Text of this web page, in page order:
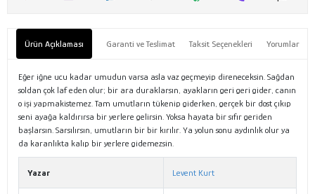
Ürün Açıklaması Garanti ve Teslimat Taksit Seçenekleri Yorumlar
Eğer iğne ucu kadar umudun varsa asla vaz geçmeyip direneceksin. Sağdan
soldan çok laf eden olur; bir ara duraklarsın, ayakların geri geri gider, canın
o işi yapmakistemez. Tam umutların tükenip giderken, gerçek bir dost çıkıp
seni ayağa kaldırırsa bir yerlere gelirsin. Yoksa hayata bir sıfır geriden
başlarsın. Sarsılırsın, umutların bir bir kırılır. Ya yolun sonu aydınlık olur ya
da karanlıkta kalıp bir yerlere gidemezsin.
Yazar Levent Kurt